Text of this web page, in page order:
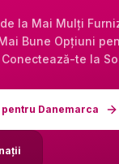
la Mai Mulți
Bune Opțiuni
te la
pentru Danemarca